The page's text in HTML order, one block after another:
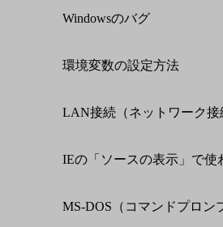
Windowsのバグ
環境変数の設定方法
LAN接続（ネットワーク接
IEの「ソースの表示」で
MS-DOS（コマンドプロン